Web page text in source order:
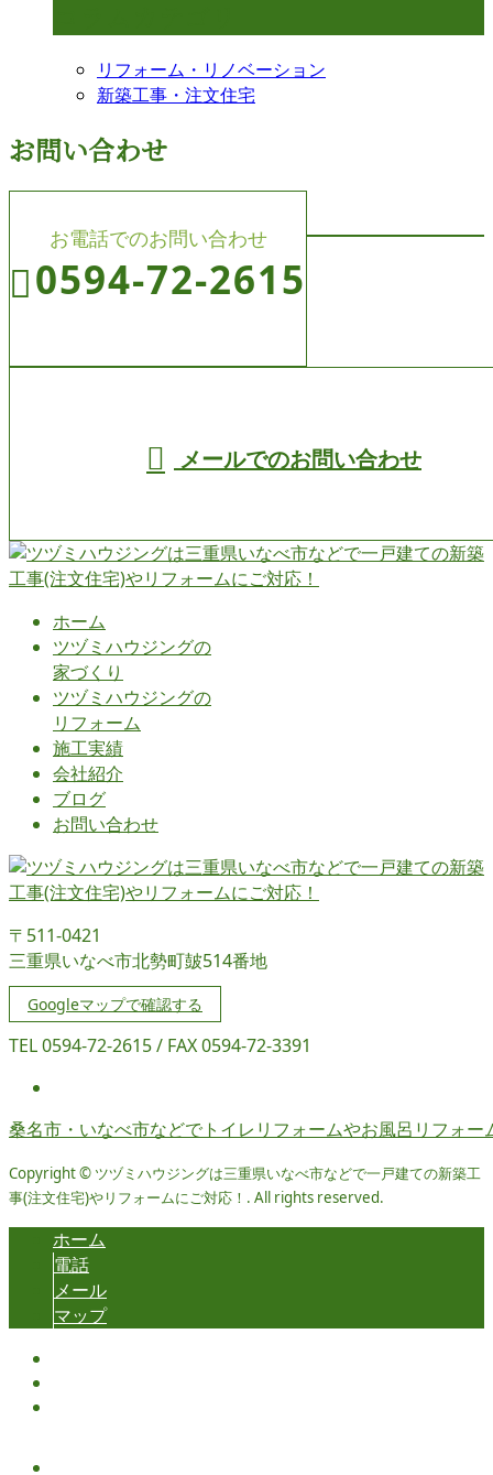
リフォーム・リノベーション
新築工事・注文住宅
お問い合わせ
お電話でのお問い合わせ
0594-72-2615
メールでのお問い合わせ
ホーム
ツヅミハウジングの
家づくり
ツヅミハウジングの
リフォーム
施工実績
会社紹介
ブログ
お問い合わせ
〒511-0421
三重県いなべ市北勢町皷514番地
Googleマップで確認する
TEL 0594-72-2615 / FAX 0594-72-3391
桑名市・いなべ市などでトイレリフォームやお風呂リフォ
Copyright © ツヅミハウジングは三重県いなべ市などで一戸建ての新築工
事(注文住宅)やリフォームにご対応！. All rights reserved.
ホーム
電話
メール
マップ